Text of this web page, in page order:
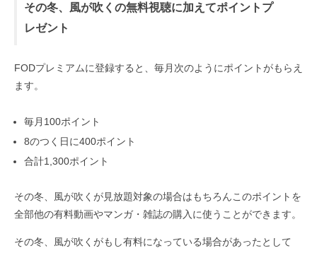
その冬、風が吹くの無料視聴に加えてポイントプ
レゼント
FODプレミアムに登録すると、毎月次のようにポイントがもらえ
ます。
毎月100ポイント
8のつく日に400ポイント
合計1,300ポイント
その冬、風が吹くが見放題対象の場合はもちろんこのポイントを
全部他の有料動画やマンガ・雑誌の購入に使うことができます。
その冬、風が吹くがもし有料になっている場合があったとして